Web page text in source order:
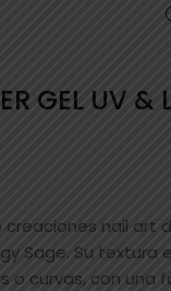
GEL UV &
creaciones nail art
Sage. Su
o curvas, con una